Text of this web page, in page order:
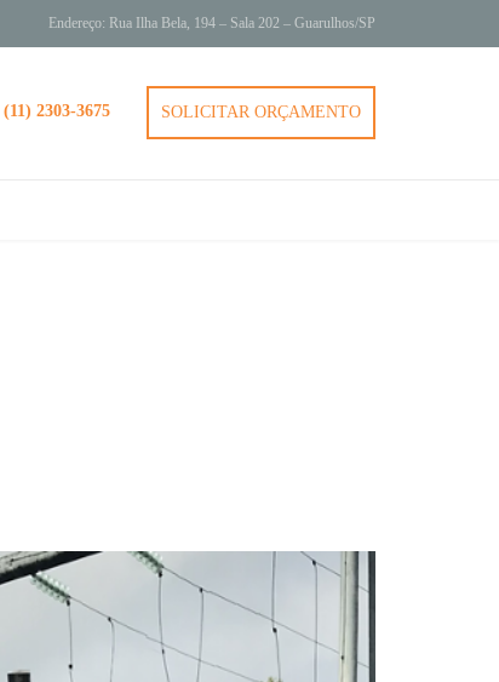
Endereço: Rua Ilha Bela, 194 – Sala 202 – Guarulhos/SP
(11) 2303-3675 SOLICITAR ORÇAMENTO